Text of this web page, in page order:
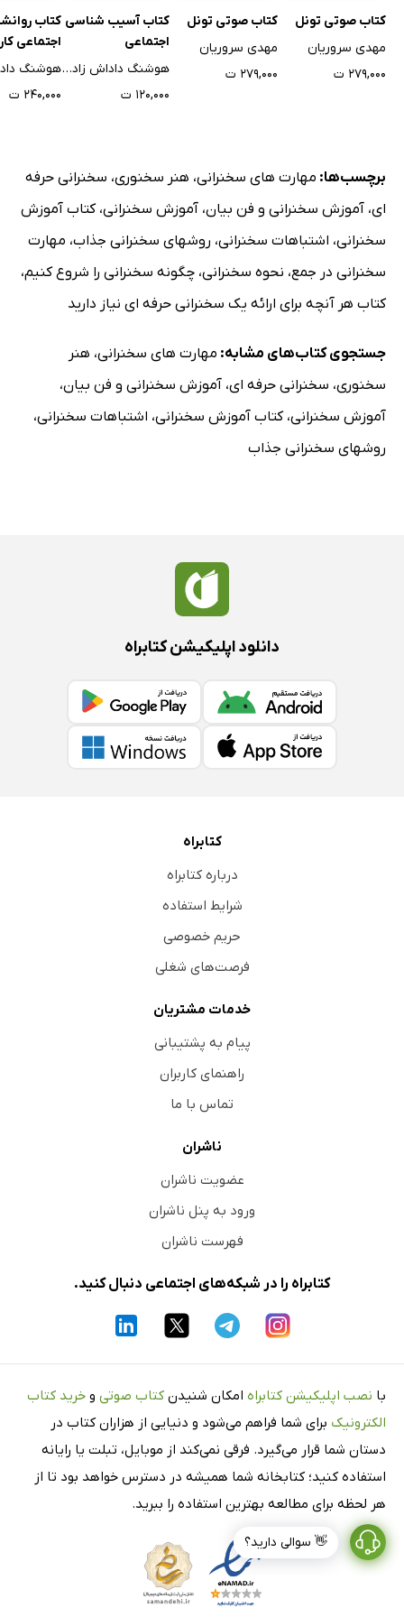
فواید ترس از سخنرانی
نقش مغز در ترس
اما چرا این اتفاقات رخ می‌دهد؟
راه‌حل چیست؟
شایع‌ترین ترس‌ها
مهارت نداشتن سخنران
انواع ترس از ضایع شدن و خرابکاری
انواع سؤالات مخاطبان
وقتی جواب سؤال را بلد نیستیم
تکنیک‌هایی برای داشتن آرامش
فصل هشتم: بازخورد و بررسی
این نکته را به‌شدت جدی بگیرید
کتاب صوتی تونل
مهدی سروریان
۲۷۹,۰۰۰ ت
کتاب صوتی تونل
مهدی سروریان
۲۷۹,۰۰۰ ت
کتاب آسیب شناسی
اجتماعی
هوشنگ داداش زاده فهیم
۱۲۰,۰۰۰ ت
کتاب
اجتماعی
۲۴۰,۰۰۰ ت
برچسب‌ها: مهارت های سخنرانی، هنر سخنوری، سخنرانی حرفه
ای، آموزش سخنرانی و فن بیان، آموزش سخنرانی،کتاب آموزش
سخنرانی، اشتباهات سخنرانی، روشهای سخنرانی جذاب، مهارت
سخنرانی در جمع، نحوه سخنرانی، چگونه سخنرانی را شروع کنیم،
کتاب هر آنچه برای ارائه یک سخنرانی حرفه ای نیاز دارید
جستجوی کتاب‌های مشابه: مهارت های سخنرانی، هنر
سخنوری، سخنرانی حرفه ای، آموزش سخنرانی و فن بیان،
آموزش سخنرانی،کتاب آموزش سخنرانی، اشتباهات سخنرانی،
روشهای سخنرانی جذاب
👋 سوالی دارید؟
دانلود اپلیکیشن کتابراه
کتابراه
درباره کتابراه
شرایط استفاده
حریم خصوصی
فرصت‌های شغلی
خدمات مشتریان
پیام به پشتیبانی
راهنمای کاربران
تماس با ما
ناشران
عضویت ناشران
ورود به پنل ناشران
فهرست ناشران
کتابراه را در شبکه‌های اجتماعی دنبال کنید.
با نصب اپلیکیشن کتابراه امکان شنیدن کتاب صوتی و خرید کتاب
الکترونیک برای شما فراهم می‌شود و دنیایی از هزاران کتاب در
دستان شما قرار می‌گیرد. فرقی نمی‌کند از موبایل، تبلت یا رایانه
استفاده کنید؛ کتابخانه شما همیشه در دسترس خواهد بود تا از
هر لحظه برای مطالعه بهترین استفاده را ببرید.